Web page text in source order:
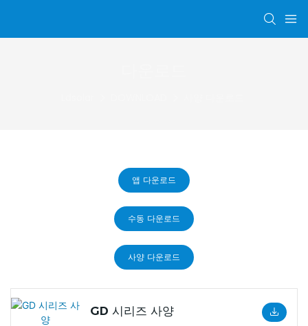
앱 다운로드
수동 다운로드
사양 다운로드
GD 시리즈 사양